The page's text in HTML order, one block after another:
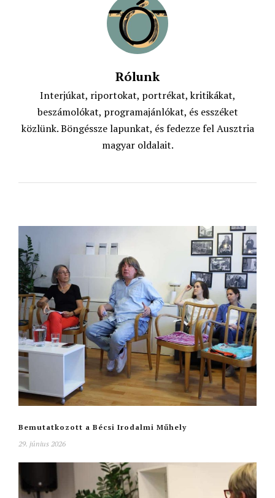
Rólunk
Interjúkat, riportokat, portrékat, kritikákat,
beszámolókat, programajánlókat, és esszéket
közlünk. Böngéssze lapunkat, és fedezze fel Ausztria
magyar oldalait.
Bemutatkozott a Bécsi Irodalmi Műhely
29. június 2026